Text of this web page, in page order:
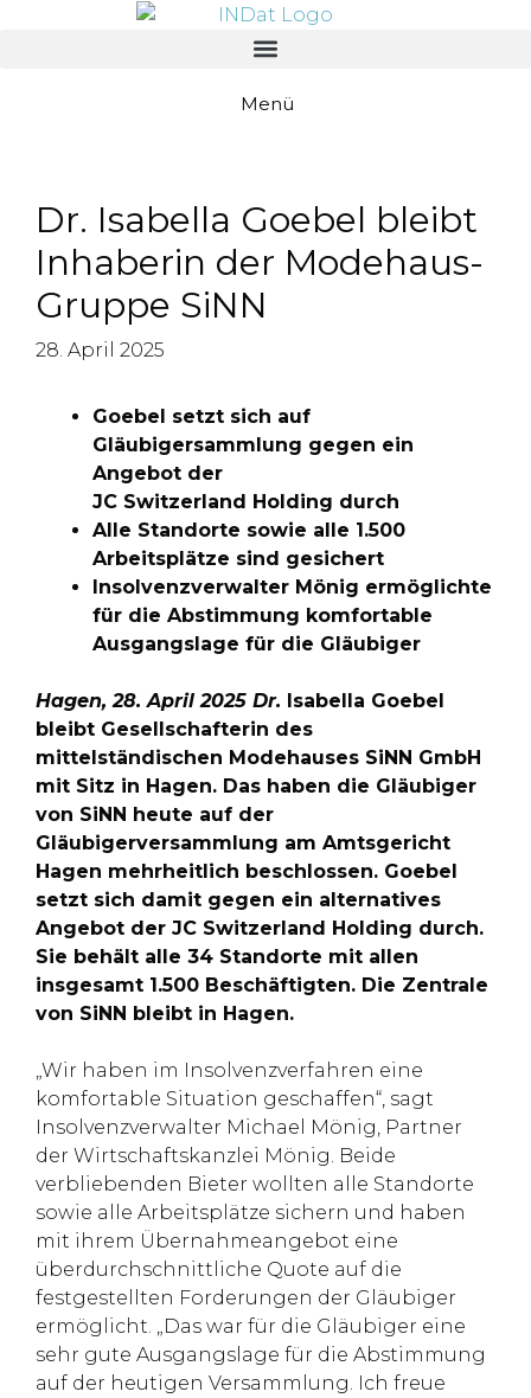
Menü
Dr. Isabella Goebel bleibt
Inhaberin der Modehaus-
Gruppe SiNN
28. April 2025
Goebel setzt sich auf
Gläubigersammlung gegen ein
Angebot der
JC Switzerland Holding durch
Alle Standorte sowie alle 1.500
Arbeitsplätze sind gesichert
Insolvenzverwalter Mönig ermöglichte
für die Abstimmung komfortable
Ausgangslage für die Gläubiger
Hagen, 28. April 2025 Dr. Isabella Goebel
bleibt Gesellschafterin des
mittelständischen Modehauses SiNN GmbH
mit Sitz in Hagen. Das haben die Gläubiger
von SiNN heute auf der
Gläubigerversammlung am Amtsgericht
Hagen mehrheitlich beschlossen. Goebel
setzt sich damit gegen ein alternatives
Angebot der JC Switzerland Holding durch.
Sie behält alle 34 Standorte mit allen
insgesamt 1.500 Beschäftigten. Die Zentrale
von SiNN bleibt in Hagen.
„Wir haben im Insolvenzverfahren eine
komfortable Situation geschaffen“, sagt
Insolvenzverwalter Michael Mönig, Partner
der Wirtschaftskanzlei Mönig. Beide
verbliebenden Bieter wollten alle Standorte
sowie alle Arbeitsplätze sichern und haben
mit ihrem Übernahmeangebot eine
überdurchschnittliche Quote auf die
festgestellten Forderungen der Gläubiger
ermöglicht. „Das war für die Gläubiger eine
sehr gute Ausgangslage für die Abstimmung
auf der heutigen Versammlung. Ich freue